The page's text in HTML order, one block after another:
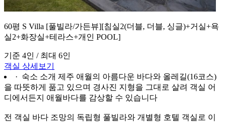
60평 S Villa [풀빌라/가든뷰][침실2(더블, 더블, 싱글)+거실+욕
실2+화장실+테라스+개인 POOL]
기준 4인 / 최대 6인
객실 상세보기
· 숙소 소개 제주 애월의 아름다운 바다와 올레길(16코스)
을 따뜻하게 품고 있으며 경사진 지형을 그대로 살려 객실 어
디에서든지 애월바다를 감상할 수 있습니다
전 객실 바다 조망의 독립형 풀빌라와 개별형 호텔 객실로 이